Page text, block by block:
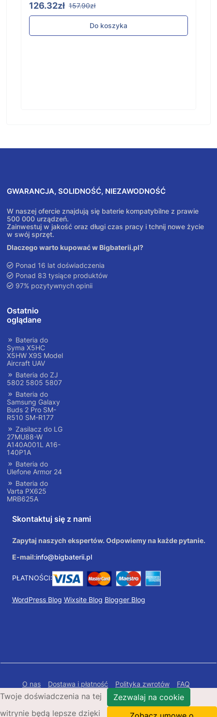
126.32zł 157.90zł
Do koszyka
GWARANCJA, SOLIDNOŚĆ, NIEZAWODNOŚĆ
W naszej ofercie znajdują się baterie kompatybilne z prawie
500 000 urządzeń.
Zainwestuj w jakość oraz długi czas pracy i tchnij nowe życie
w swój sprzęt.
Dlaczego warto kupować w Bigbaterii.pl?
Ponad 16 lat doświadczenia
Ponad 83 tysiące produktów
97% pozytywnych opinii
Ostatnio
oglądane
Bateria do
Syma X5HC
X5HW X9S Model
Aircraft UAV
Bateria do ZJ
5802 5805 5807
Bateria do
Samsung Galaxy
Buds 2 Pro SM-
R510 SM-R177
Zasilacz do LG
27MU88-W
A140A001L A16-
140P1A
Bateria do
Ulefone Armor 24
Bateria do
Varta PX625
MRB625A
Skontaktuj się z nami
Zapytaj naszych ekspertów. Odpowiemy na każde pytanie.
E-mail:info@bigbaterii.pl
PŁATNOŚCI:
WordPress Blog Wixsite Blog Blogger Blog
O nas Dostawa i płatność Polityka zwrotów
FAQ
Polityka prywatności
Mapa Strony
Copyright © 2026 Bigbaterii.pl. Wszelkie prawa
Twoje doświadczenia na tej
witrynie będą lepsze dzięki
Zezwalaj na cookie